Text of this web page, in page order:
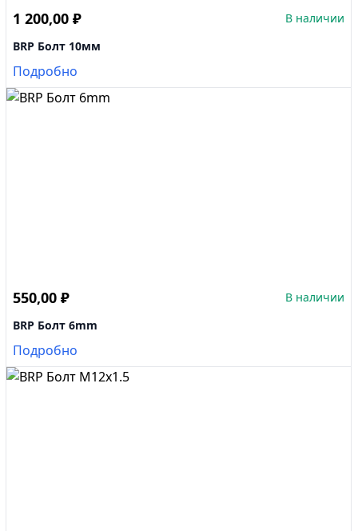
1 200,00 ₽
В наличии
BRP Болт 10мм
Подробно
550,00 ₽
В наличии
BRP Болт 6mm
Подробно